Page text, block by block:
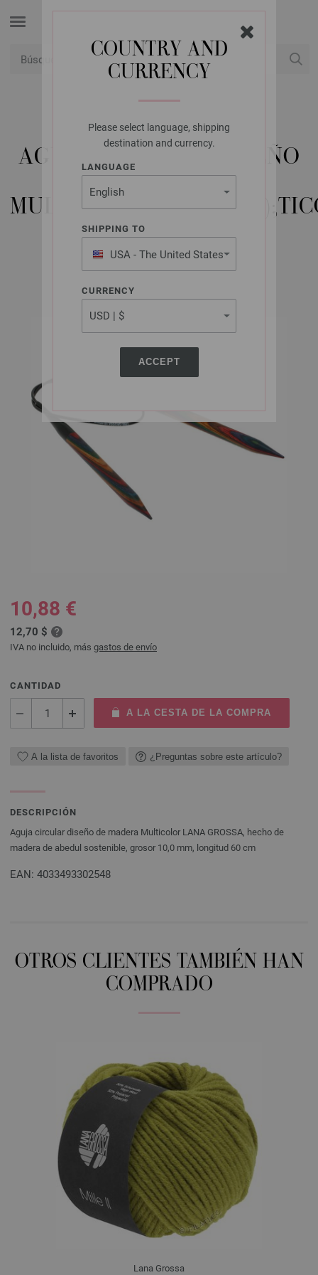
COUNTRY AND
CURRENCY
Please select language, shipping
destination and currency.
LANGUAGE
SHIPPING TO
USA - The United States
of America
CURRENCY
ACCEPT
LANA GROSSA
AGUJA CIRCULAR DISEÑO
DE MADERA
NO. 10,0/60CM
10,88 €
12,70 $
IVA no incluido, más gastos de envío
CANTIDAD
A LA CESTA DE LA COMPRA
A la lista de favoritos ¿Preguntas sobre este artículo?
DESCRIPCIÓN
Aguja circular diseño de madera Multicolor LANA GROSSA, hecho de
madera de abedul sostenible, grosor 10,0 mm, longitud 60 cm
EAN: 4033493302548
OTROS CLIENTES TAMBIÉN HAN
COMPRADO
Lana Grossa